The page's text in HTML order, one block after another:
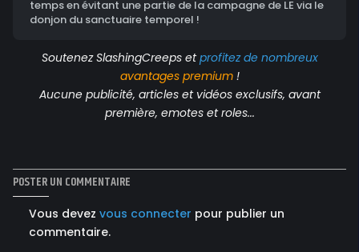
temps en évitant une partie de la campagne de LE via le
donjon du sanctuaire temporel !
Soutenez SlashingCreeps etprofitez de nombreux
avantagespremium!
Aucune publicité, articles et vidéos exclusifs, avant
première, emotes et roles...
POSTER UN COMMENTAIRE
Vous devez vous connecter pour publier un
commentaire.